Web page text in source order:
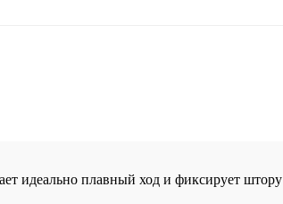
идеально плавный ход и фиксирует штору